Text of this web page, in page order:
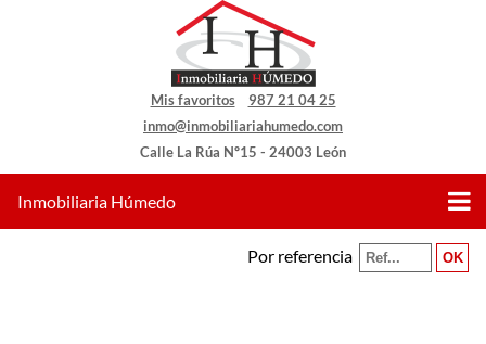
Mis favoritos
987 21 04 25
inmo@inmobiliariahumedo.com
Calle La Rúa Nº15 - 24003 León
Inmobiliaria Húmedo
Por referencia